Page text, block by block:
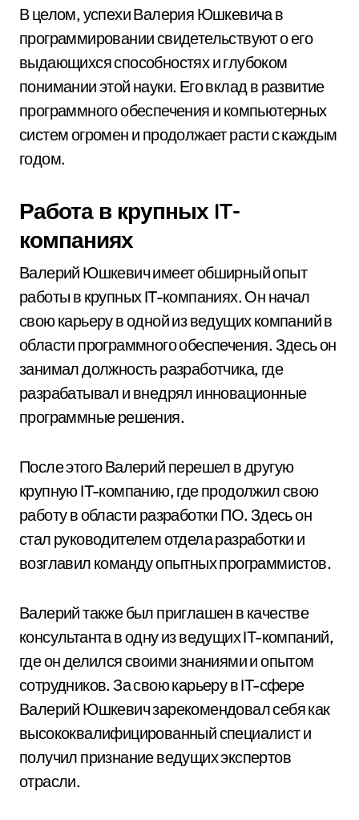
В целом, успехи Валерия Юшкевича в
программировании свидетельствуют о его
выдающихся способностях и глубоком
понимании этой науки. Его вклад в развитие
программного обеспечения и компьютерных
систем огромен и продолжает расти с каждым
годом.
Работа в крупных IT-
компаниях
Валерий Юшкевич имеет обширный опыт
работы в крупных IT-компаниях. Он начал
свою карьеру в одной из ведущих компаний в
области программного обеспечения. Здесь он
занимал должность разработчика, где
разрабатывал и внедрял инновационные
программные решения.
После этого Валерий перешел в другую
крупную IT-компанию, где продолжил свою
работу в области разработки ПО. Здесь он
стал руководителем отдела разработки и
возглавил команду опытных программистов.
Валерий также был приглашен в качестве
консультанта в одну из ведущих IT-компаний,
где он делился своими знаниями и опытом
сотрудников. За свою карьеру в IT-сфере
Валерий Юшкевич зарекомендовал себя как
высококвалифицированный специалист и
получил признание ведущих экспертов
отрасли.